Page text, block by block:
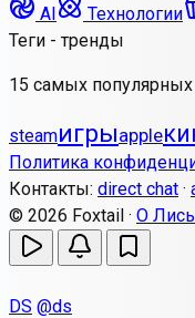
AI
Технологии
Теги - тренды
15 самых популярных
steamигрыapple
Политика
Контакты: direct chat ·
© 2026 Foxtail · О
DS @ds